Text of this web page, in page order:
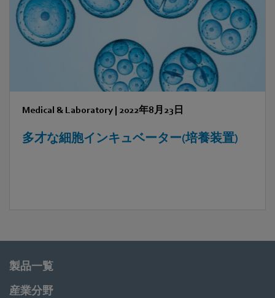
Medical & Laboratory 2022年8月23日
多才な細胞インキュベーター(培養装置)
製品一覧
産業分野